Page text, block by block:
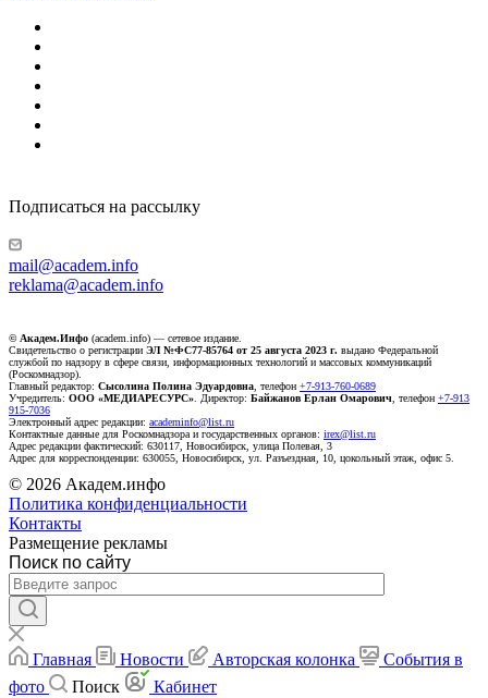
Подписаться на рассылку
mail@academ.info
reklama@academ.info
© Академ.Инфо (academ.info) — сетевое издание.
Свидетельство о регистрации ЭЛ №ФС77-85764 от 25 августа 2023 г. выдано Федеральной
службой по надзору в сфере связи, информационных технологий и массовых коммуникаций
(Роскомнадзор).
Главный редактор: Сысолина Полина Эдуардовна , телефон +7-913-760-0689
Учредитель: ООО «МЕДИАРЕСУРС» . Директор: Байжанов Ерлан Омарович , телефон +7-913
915-7036
Электронный адрес редакции: academinfo@list.ru
Контактные данные для Роскомнадзора и государственных органов: irex@list.ru
Адрес редакции фактический: 630117, Новосибирск, улица Полевая, 3
Адрес для корреспонденции: 630055, Новосибирск, ул. Разъездная, 10, цокольный этаж, офис 5.
© 2026 Академ.инфо
Политика конфиденциальности
Контакты
Размещение рекламы
Поиск по сайту
Главная Новости Авторская колонка
События в
фото
Поиск Кабинет